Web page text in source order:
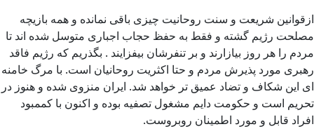
ازقوانین شریعت و سنت روحانیت چیزی باقی نمانده و همه بازیچه
مصلحت رژیم گشته و فقط به حفظ حجاب اجباری متوسل شده اند تا
مردم را هر روز بیازارند و بر تنفرشان بیفزایند . بگذریم که رژیم فاقد
رهبری مورد پذیرش مردم و حتا اکثریت روحانیان است. با مرگ خامنه
ای این شکاف و تضاد عمیق تر خواهد شد. ایران منزوی شده و هنوز در
تحریم است و حکومت دایم مشغول تصفیه بوده و اکنون با کممبود
افراد قابل و مورد اطمینان روبروست.